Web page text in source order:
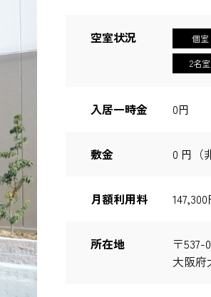
空室状況 個室
2名室
入居一時金 0円
敷金 0 円（
月額利用料
所在地
〒537-
大阪府